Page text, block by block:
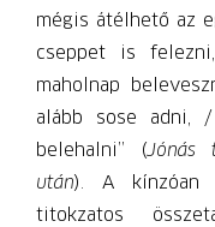
mégis átélhető az
cseppet is
maholnap
alább sose adni,
belehalni” (Jónás
után). A kínzóan
titokzatos